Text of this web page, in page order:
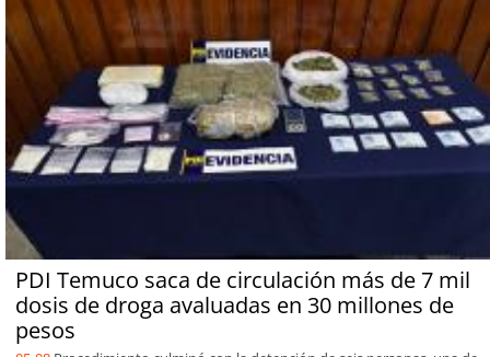
PDI Temuco saca de circulación más de 7 mil
dosis de droga avaluadas en 30 millones de
pesos